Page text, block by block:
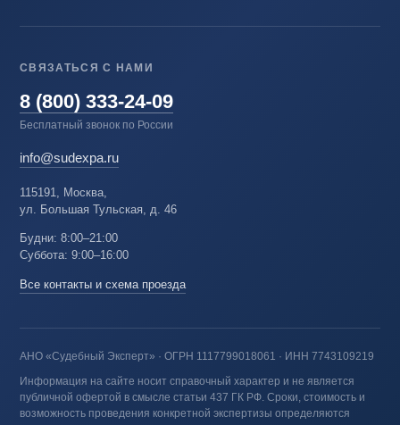
СВЯЗАТЬСЯ С НАМИ
8 (800) 333-24-09
Бесплатный звонок по России
info@sudexpa.ru
115191, Москва,
ул. Большая Тульская, д. 46
Будни: 8:00–21:00
Суббота: 9:00–16:00
Все контакты и схема проезда
АНО «Судебный Эксперт» · ОГРН 1117799018061 · ИНН 7743109219
Информация на сайте носит справочный характер и не является
публичной офертой в смысле статьи 437 ГК РФ. Сроки, стоимость и
возможность проведения конкретной экспертизы определяются